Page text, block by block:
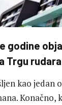
godine
Trgu
kao jedan
Konačno,